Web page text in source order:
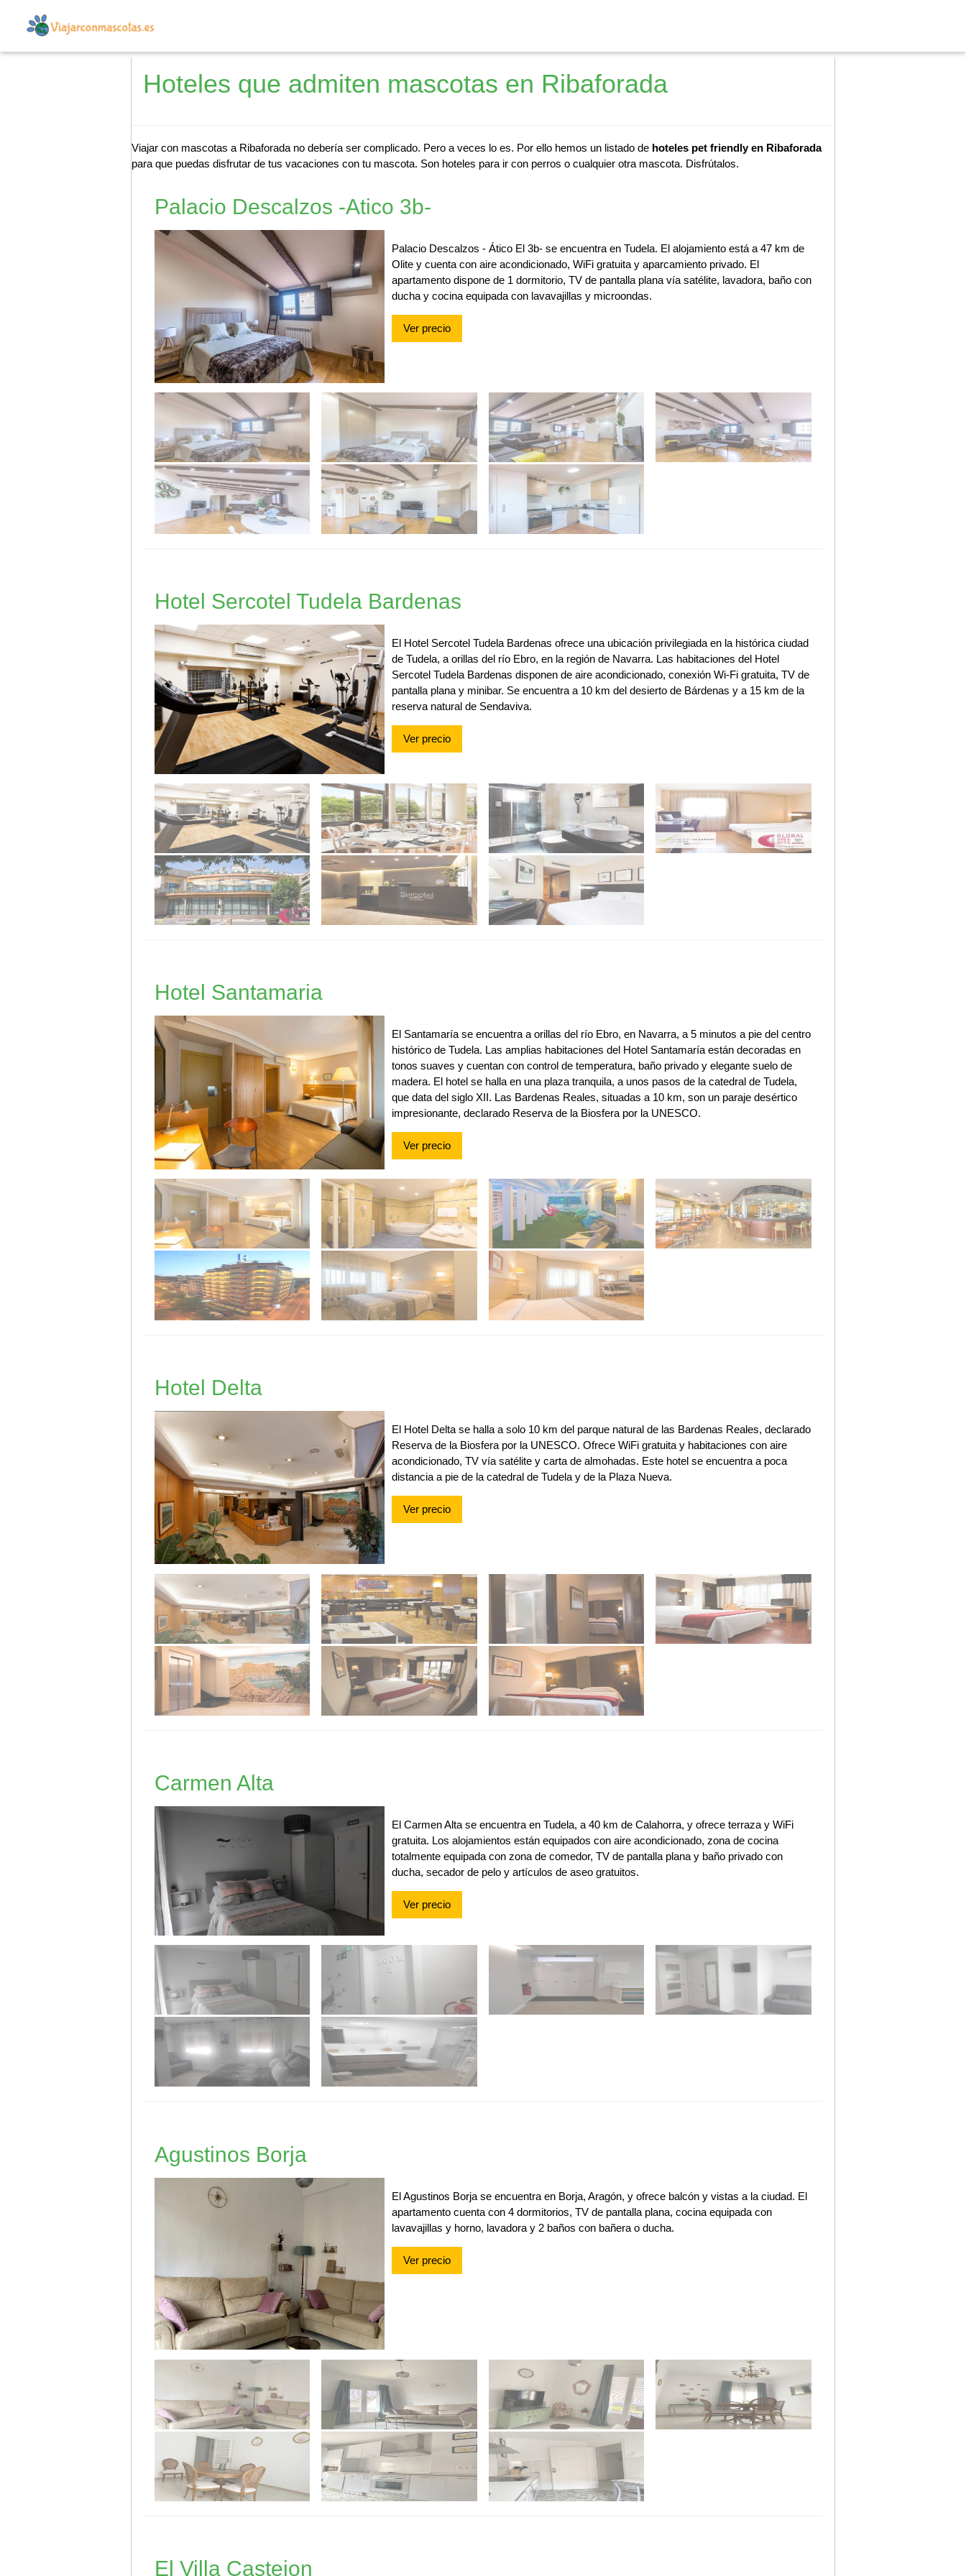
Hoteles que admiten mascotas en Ribaforada
Viajar con mascotas a Ribaforada no debería ser complicado. Pero a veces lo es. Por ello hemos un listado de hoteles pet friendly en Ribaforada
para que puedas disfrutar de tus vacaciones con tu mascota. Son hoteles para ir con perros o cualquier otra mascota. Disfrútalos.
Palacio Descalzos -Atico 3b-
Palacio Descalzos - Ático El 3b- se encuentra en Tudela. El alojamiento está a 47 km de
Olite y cuenta con aire acondicionado, WiFi gratuita y aparcamiento privado. El
apartamento dispone de 1 dormitorio, TV de pantalla plana vía satélite, lavadora, baño con
ducha y cocina equipada con lavavajillas y microondas.
Ver precio
Hotel Sercotel Tudela Bardenas
El Hotel Sercotel Tudela Bardenas ofrece una ubicación privilegiada en la histórica ciudad
de Tudela, a orillas del río Ebro, en la región de Navarra. Las habitaciones del Hotel
Sercotel Tudela Bardenas disponen de aire acondicionado, conexión Wi-Fi gratuita, TV de
pantalla plana y minibar. Se encuentra a 10 km del desierto de Bárdenas y a 15 km de la
reserva natural de Sendaviva.
Ver precio
Hotel Santamaria
El Santamaría se encuentra a orillas del río Ebro, en Navarra, a 5 minutos a pie del centro
histórico de Tudela. Las amplias habitaciones del Hotel Santamaría están decoradas en
tonos suaves y cuentan con control de temperatura, baño privado y elegante suelo de
madera. El hotel se halla en una plaza tranquila, a unos pasos de la catedral de Tudela,
que data del siglo XII. Las Bardenas Reales, situadas a 10 km, son un paraje desértico
impresionante, declarado Reserva de la Biosfera por la UNESCO.
Ver precio
Hotel Delta
El Hotel Delta se halla a solo 10 km del parque natural de las Bardenas Reales, declarado
Reserva de la Biosfera por la UNESCO. Ofrece WiFi gratuita y habitaciones con aire
acondicionado, TV vía satélite y carta de almohadas. Este hotel se encuentra a poca
distancia a pie de la catedral de Tudela y de la Plaza Nueva.
Ver precio
Carmen Alta
El Carmen Alta se encuentra en Tudela, a 40 km de Calahorra, y ofrece terraza y WiFi
gratuita. Los alojamientos están equipados con aire acondicionado, zona de cocina
totalmente equipada con zona de comedor, TV de pantalla plana y baño privado con
ducha, secador de pelo y artículos de aseo gratuitos.
Ver precio
Agustinos Borja
El Agustinos Borja se encuentra en Borja, Aragón, y ofrece balcón y vistas a la ciudad. El
apartamento cuenta con 4 dormitorios, TV de pantalla plana, cocina equipada con
lavavajillas y horno, lavadora y 2 baños con bañera o ducha.
Ver precio
El Villa Castejon